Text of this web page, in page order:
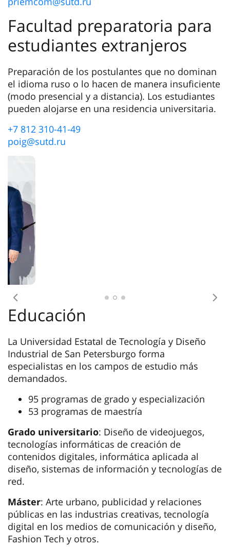
Facultad preparatoria para
estudiantes extranjeros
Preparación de los postulantes que no dominan
el idioma ruso o lo hacen de manera insuficiente
(modo presencial y a distancia). Los estudiantes
pueden alojarse en una residencia universitaria.
+7 812 310-41-49
poig@sutd.ru
Anterior
Educación
La Universidad Estatal de Tecnología y Diseño
Industrial de San Petersburgo forma
especialistas en los campos de estudio más
demandados.
95 programas de grado y especialización
53 programas de maestría
Grado universitario: Diseño de videojuegos,
tecnologías informáticas de creación de
contenidos digitales, informática aplicada al
diseño, sistemas de información y tecnologías de
red.
Máster: Arte urbano, publicidad y relaciones
públicas en las industrias creativas, tecnología
digital en los medios de comunicación y diseño,
Fashion Tech y otros.